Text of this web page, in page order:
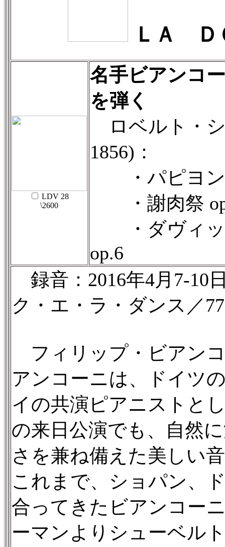
ＬＡ Ｄ
LDV 28
\2600
名手ビアンコ
を弾く
ロベルト・
1856)：
・パピヨン
・謝肉祭
・ダヴィッ
op.6
録音：2016年4月7-10
ク・エ・ラ・ダンス／
フィリップ・ビアン
アンコーニは、ドイツ
イの共演ピアニストと
の来日公演でも、自然
さを兼ね備えた美しい
これまで、ショパン、
合ってきたビアンコー
ーマンよりシューベル